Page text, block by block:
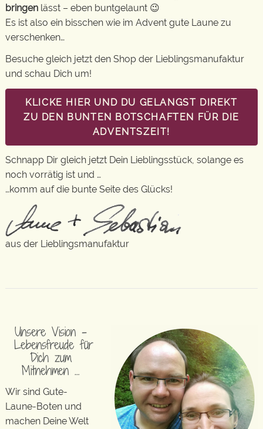
bringen lässt – eben buntgelaunt 😉
Es ist also ein bisschen wie im Advent gute Laune zu
verschenken…
Besuche gleich jetzt den Shop der Lieblingsmanufaktur
und schau Dich um!
KLICKE HIER UND DU GELANGST DIREKT
ZU DEN BUNTEN BOTSCHAFTEN FÜR DIE
ADVENTSZEIT!
Schnapp Dir gleich jetzt Dein Lieblingsstück, solange es
noch vorrätig ist und …
…komm auf die bunte Seite des Glücks!
aus der Lieblingsmanufaktur
Unsere Vision –
Lebensfreude für
Dich zum
Mitnehmen …
Wir sind Gute-
Laune-Boten und
machen Deine Welt